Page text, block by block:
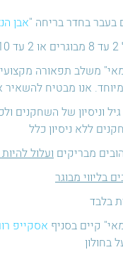
בחדר בריחה "אבן
משלב תפאורה
אנו מבטיח
וניסיון של השחקנים
ללא ניסיון כלל
מבריקים ועלול
בליווי מבוגר
בלבד
קיים בסניף אסקייפ
בחולון